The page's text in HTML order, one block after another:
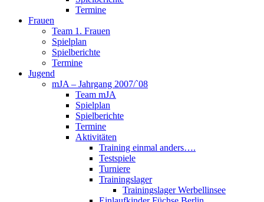
Termine
Frauen
Team 1. Frauen
Spielplan
Spielberichte
Termine
Jugend
mJA – Jahrgang 2007/`08
Team mJA
Spielplan
Spielberichte
Termine
Aktivitäten
Training einmal anders….
Testspiele
Turniere
Trainingslager
Trainingslager Werbellinsee